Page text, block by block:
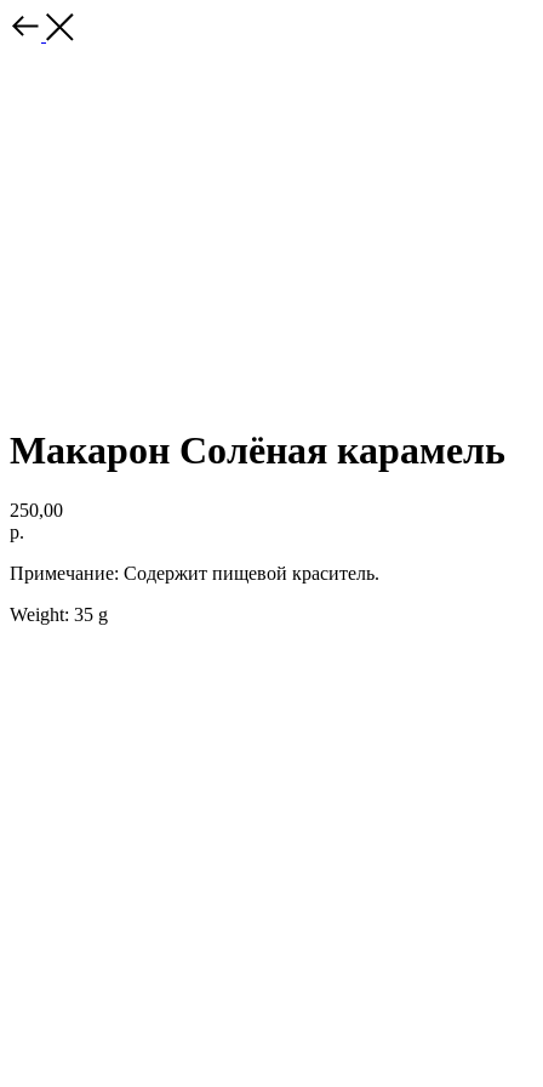
Макарон Солёная карамель
250,00
р.
Примечание: Содержит пищевой краситель.
Weight: 35 g